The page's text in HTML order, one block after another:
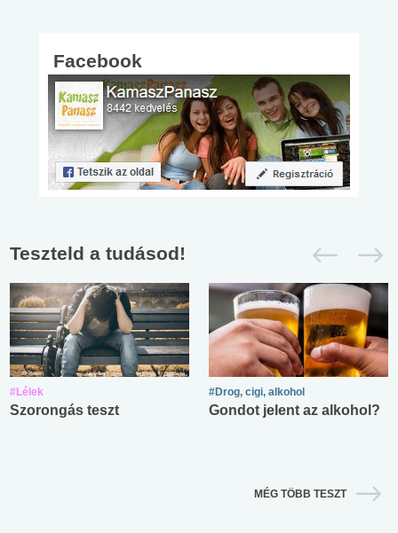
Facebook
Teszteld a tudásod!
#Lélek
Szorongás teszt
#Drog, cigi, alkohol
Gondot jelent az alkohol?
MÉG TÖBB TESZT